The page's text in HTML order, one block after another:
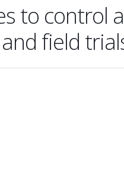
to control
field